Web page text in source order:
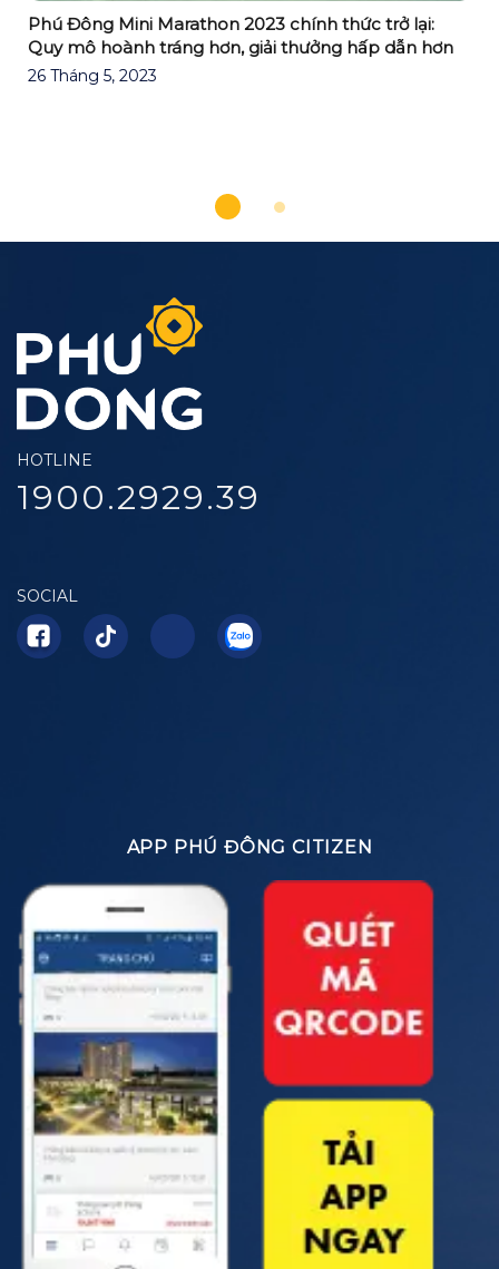
Phú Đông Mini Marathon 2023 chính thức trở lại:
Quy mô hoành tráng hơn, giải thưởng hấp dẫn hơn
26 Tháng 5, 2023
HOTLINE
1900.2929.39
SOCIAL
APP PHÚ ĐÔNG CITIZEN